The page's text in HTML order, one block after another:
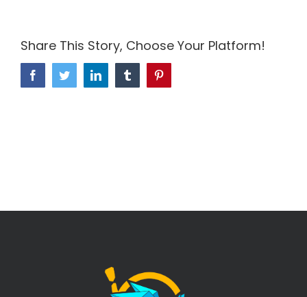
Share This Story, Choose Your Platform!
FacebookTwitterLinkedIn Tumblr